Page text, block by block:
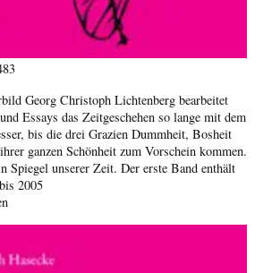
Georg Christoph Lichtenberg bearbeitet
Essays das Zeitgeschehen so lange mit dem
bis die drei Grazien Dummheit, Bosheit
ganzen Schönheit zum Vorschein kommen.
Spiegel unserer Zeit. Der erste Band enthält
2005